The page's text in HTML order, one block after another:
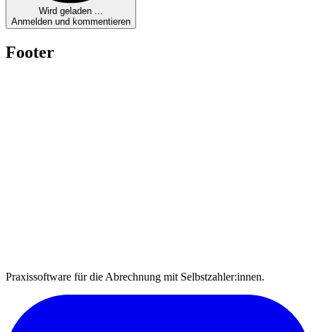
Wird geladen ...
Anmelden und kommentieren
Footer
Praxissoftware für die Abrechnung mit Selbstzahler:innen.